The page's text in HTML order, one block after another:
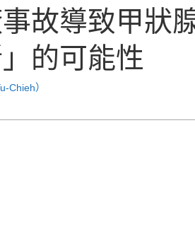
故導致甲狀
的可能性
Chieh）